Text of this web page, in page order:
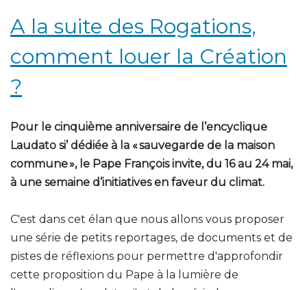
A la suite des Rogations,
comment louer la Création
?
Pour le cinquième anniversaire de l’encyclique
Laudato si’ dédiée à la « sauvegarde de la maison
commune », le Pape François invite, du 16 au 24 mai,
à une semaine d’initiatives en faveur du climat.
C'est dans cet élan que nous allons vous proposer
une série de petits reportages, de documents et de
pistes de réflexions pour permettre d'approfondir
cette proposition du Pape à la lumière de